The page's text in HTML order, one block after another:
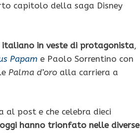
capitolo della saga Disney
italiano in veste di protagonista,
Papam e Paolo Sorrentino con
Palma d’oro alla carriera a
al post e che celebra dieci
hanno trionfato nelle diverse